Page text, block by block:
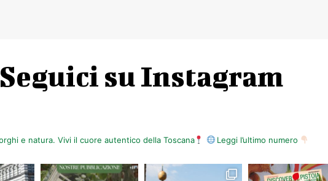
Seguici su Instagram
e natura. Vivi il cuore autentico della Toscana Leggi l’ultimo numero